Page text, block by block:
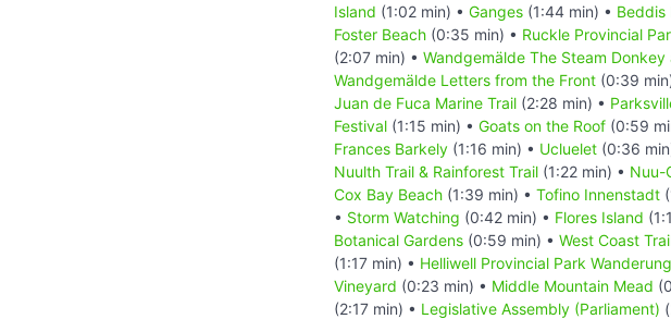
Island (1:02 min) • Ganges (1:44 min) • Beddis
Foster Beach (0:35 min) • Ruckle Provincial
(2:07 min) • Wandgemälde The Steam Donkey
Wandgemälde Letters from the Front (0:39
Juan de Fuca Marine Trail (2:28 min) •
Festival (1:15 min) • Goats on the Roof (0:59
Frances Barkely (1:16 min) • Ucluelet (0:36
Nuulth Trail & Rainforest Trail (1:22 min) • Nuu-
Cox Bay Beach (1:39 min) • Tofino Innenstadt
• Storm Watching (0:42 min) • Flores Island
Botanical Gardens (0:59 min) • West Coast
(1:17 min) • Helliwell Provincial Park Wanderung
Vineyard (0:23 min) • Middle Mountain Mead
(2:17 min) • Legislative Assembly (Parliament)